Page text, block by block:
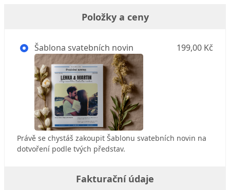
Položky a ceny
Šablona svatebních novin 199,00 Kč
Právě se chystáš zakoupit Šablonu svatebních novin na
dotvoření podle tvých představ.
Fakturační údaje